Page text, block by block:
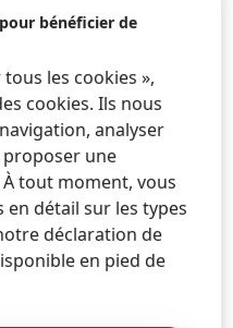
valeur nominale, les
à celles du même
1 002 millions
ajustéa atteint 122
moins qu’au deuxième
des ventes ajustée
La croissance de
secteur d’activité
la faible performance
le secteur d’activité a
des stocks en cours
bénéficier de
les cookies »,
cookies. Ils nous
analyser
proposer une
tout moment, vous
détail sur les types
déclaration de
en pied de